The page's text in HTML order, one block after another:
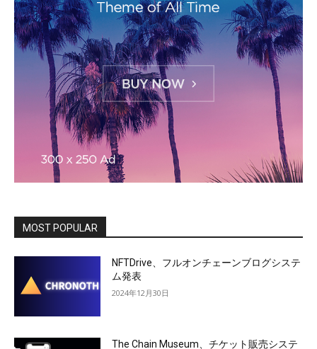
MOST POPULAR
NFTDrive、フルオンチェーンブログシステ
ム発表
2024年12月30日
The Chain Museum、チケット販売システ